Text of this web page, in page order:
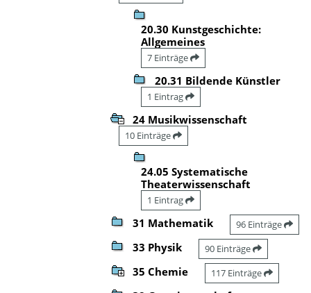
20.30 Kunstgeschichte:
Allgemeines
7 Einträge
20.31 Bildende Künstler
1 Eintrag
24 Musikwissenschaft
10 Einträge
24.05 Systematische
Theaterwissenschaft
1 Eintrag
31 Mathematik 96 Einträge
33 Physik 90 Einträge
35 Chemie 117 Einträge